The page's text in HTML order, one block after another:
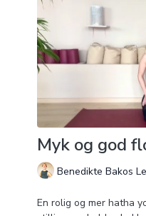
Myk og god
Benedikte Bakos
En rolig og mer hatha